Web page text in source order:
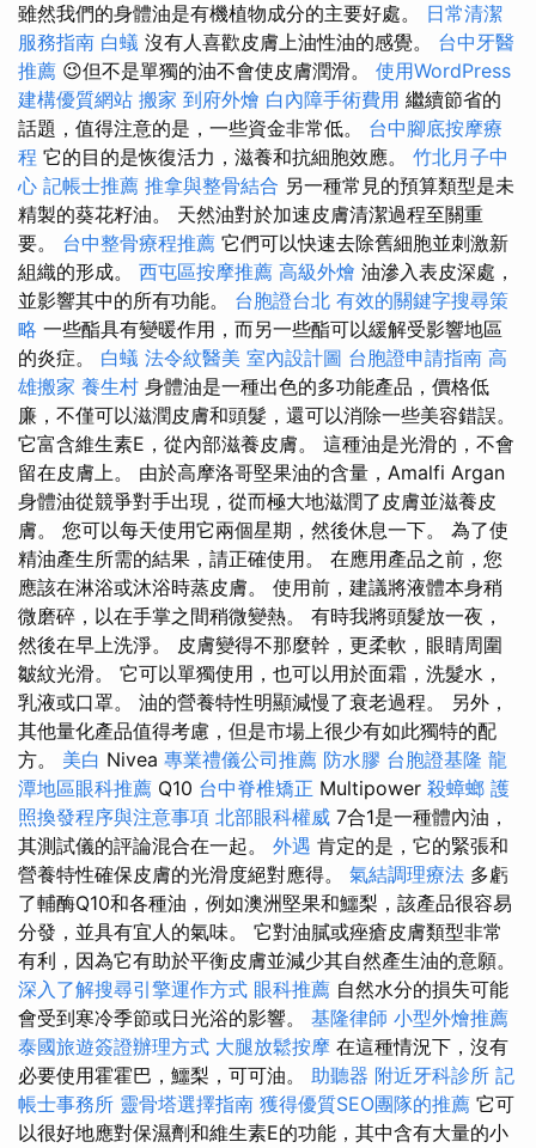
雖然我們的身體油是有機植物成分的主要好處。 日常清潔
服務指南 白蟻 沒有人喜歡皮膚上油性油的感覺。 台中牙醫
推薦 😉但不是單獨的油不會使皮膚潤滑。 使用WordPress
建構優質網站 搬家 到府外燴 白內障手術費用 繼續節省的
話題，值得注意的是，一些資金非常低。 台中腳底按摩療
程 它的目的是恢復活力，滋養和抗細胞效應。 竹北月子中
心 記帳士推薦 推拿與整骨結合 另一種常見的預算類型是未
精製的葵花籽油。 天然油對於加速皮膚清潔過程至關重
要。 台中整骨療程推薦 它們可以快速去除舊細胞並刺激新
組織的形成。 西屯區按摩推薦 高級外燴 油滲入表皮深處，
並影響其中的所有功能。 台胞證台北 有效的關鍵字搜尋策
略 一些酯具有變暖作用，而另一些酯可以緩解受影響地區
的炎症。 白蟻 法令紋醫美 室內設計圖 台胞證申請指南 高
雄搬家 養生村 身體油是一種出色的多功能產品，價格低
廉，不僅可以滋潤皮膚和頭髮，還可以消除一些美容錯誤。
它富含維生素E，從內部滋養皮膚。 這種油是光滑的，不會
留在皮膚上。 由於高摩洛哥堅果油的含量，Amalfi Argan
身體油從競爭對手出現，從而極大地滋潤了皮膚並滋養皮
膚。 您可以每天使用它兩個星期，然後休息一下。 為了使
精油產生所需的結果，請正確使用。 在應用產品之前，您
應該在淋浴或沐浴時蒸皮膚。 使用前，建議將液體本身稍
微磨碎，以在手掌之間稍微變熱。 有時我將頭髮放一夜，
然後在早上洗淨。 皮膚變得不那麼幹，更柔軟，眼睛周圍
皺紋光滑。 它可以單獨使用，也可以用於面霜，洗髮水，
乳液或口罩。 油的營養特性明顯減慢了衰老過程。 另外，
其他量化產品值得考慮，但是市場上很少有如此獨特的配
方。 美白 Nivea 專業禮儀公司推薦 防水膠 台胞證基隆 龍
潭地區眼科推薦 Q10 台中脊椎矯正 Multipower 殺蟑螂 護
照換發程序與注意事項 北部眼科權威 7合1是一種體內油，
其測試儀的評論混合在一起。 外遇 肯定的是，它的緊張和
營養特性確保皮膚的光滑度絕對應得。 氣結調理療法 多虧
了輔酶Q10和各種油，例如澳洲堅果和鱷梨，該產品很容易
分發，並具有宜人的氣味。 它對油膩或痤瘡皮膚類型非常
有利，因為它有助於平衡皮膚並減少其自然產生油的意願。
深入了解搜尋引擎運作方式 眼科推薦 自然水分的損失可能
會受到寒冷季節或日光浴的影響。 基隆律師 小型外燴推薦
泰國旅遊簽證辦理方式 大腿放鬆按摩 在這種情況下，沒有
必要使用霍霍巴，鱷梨，可可油。 助聽器 附近牙科診所 記
帳士事務所 靈骨塔選擇指南 獲得優質SEO團隊的推薦 它可
以很好地應對保濕劑和維生素E的功能，其中含有大量的小